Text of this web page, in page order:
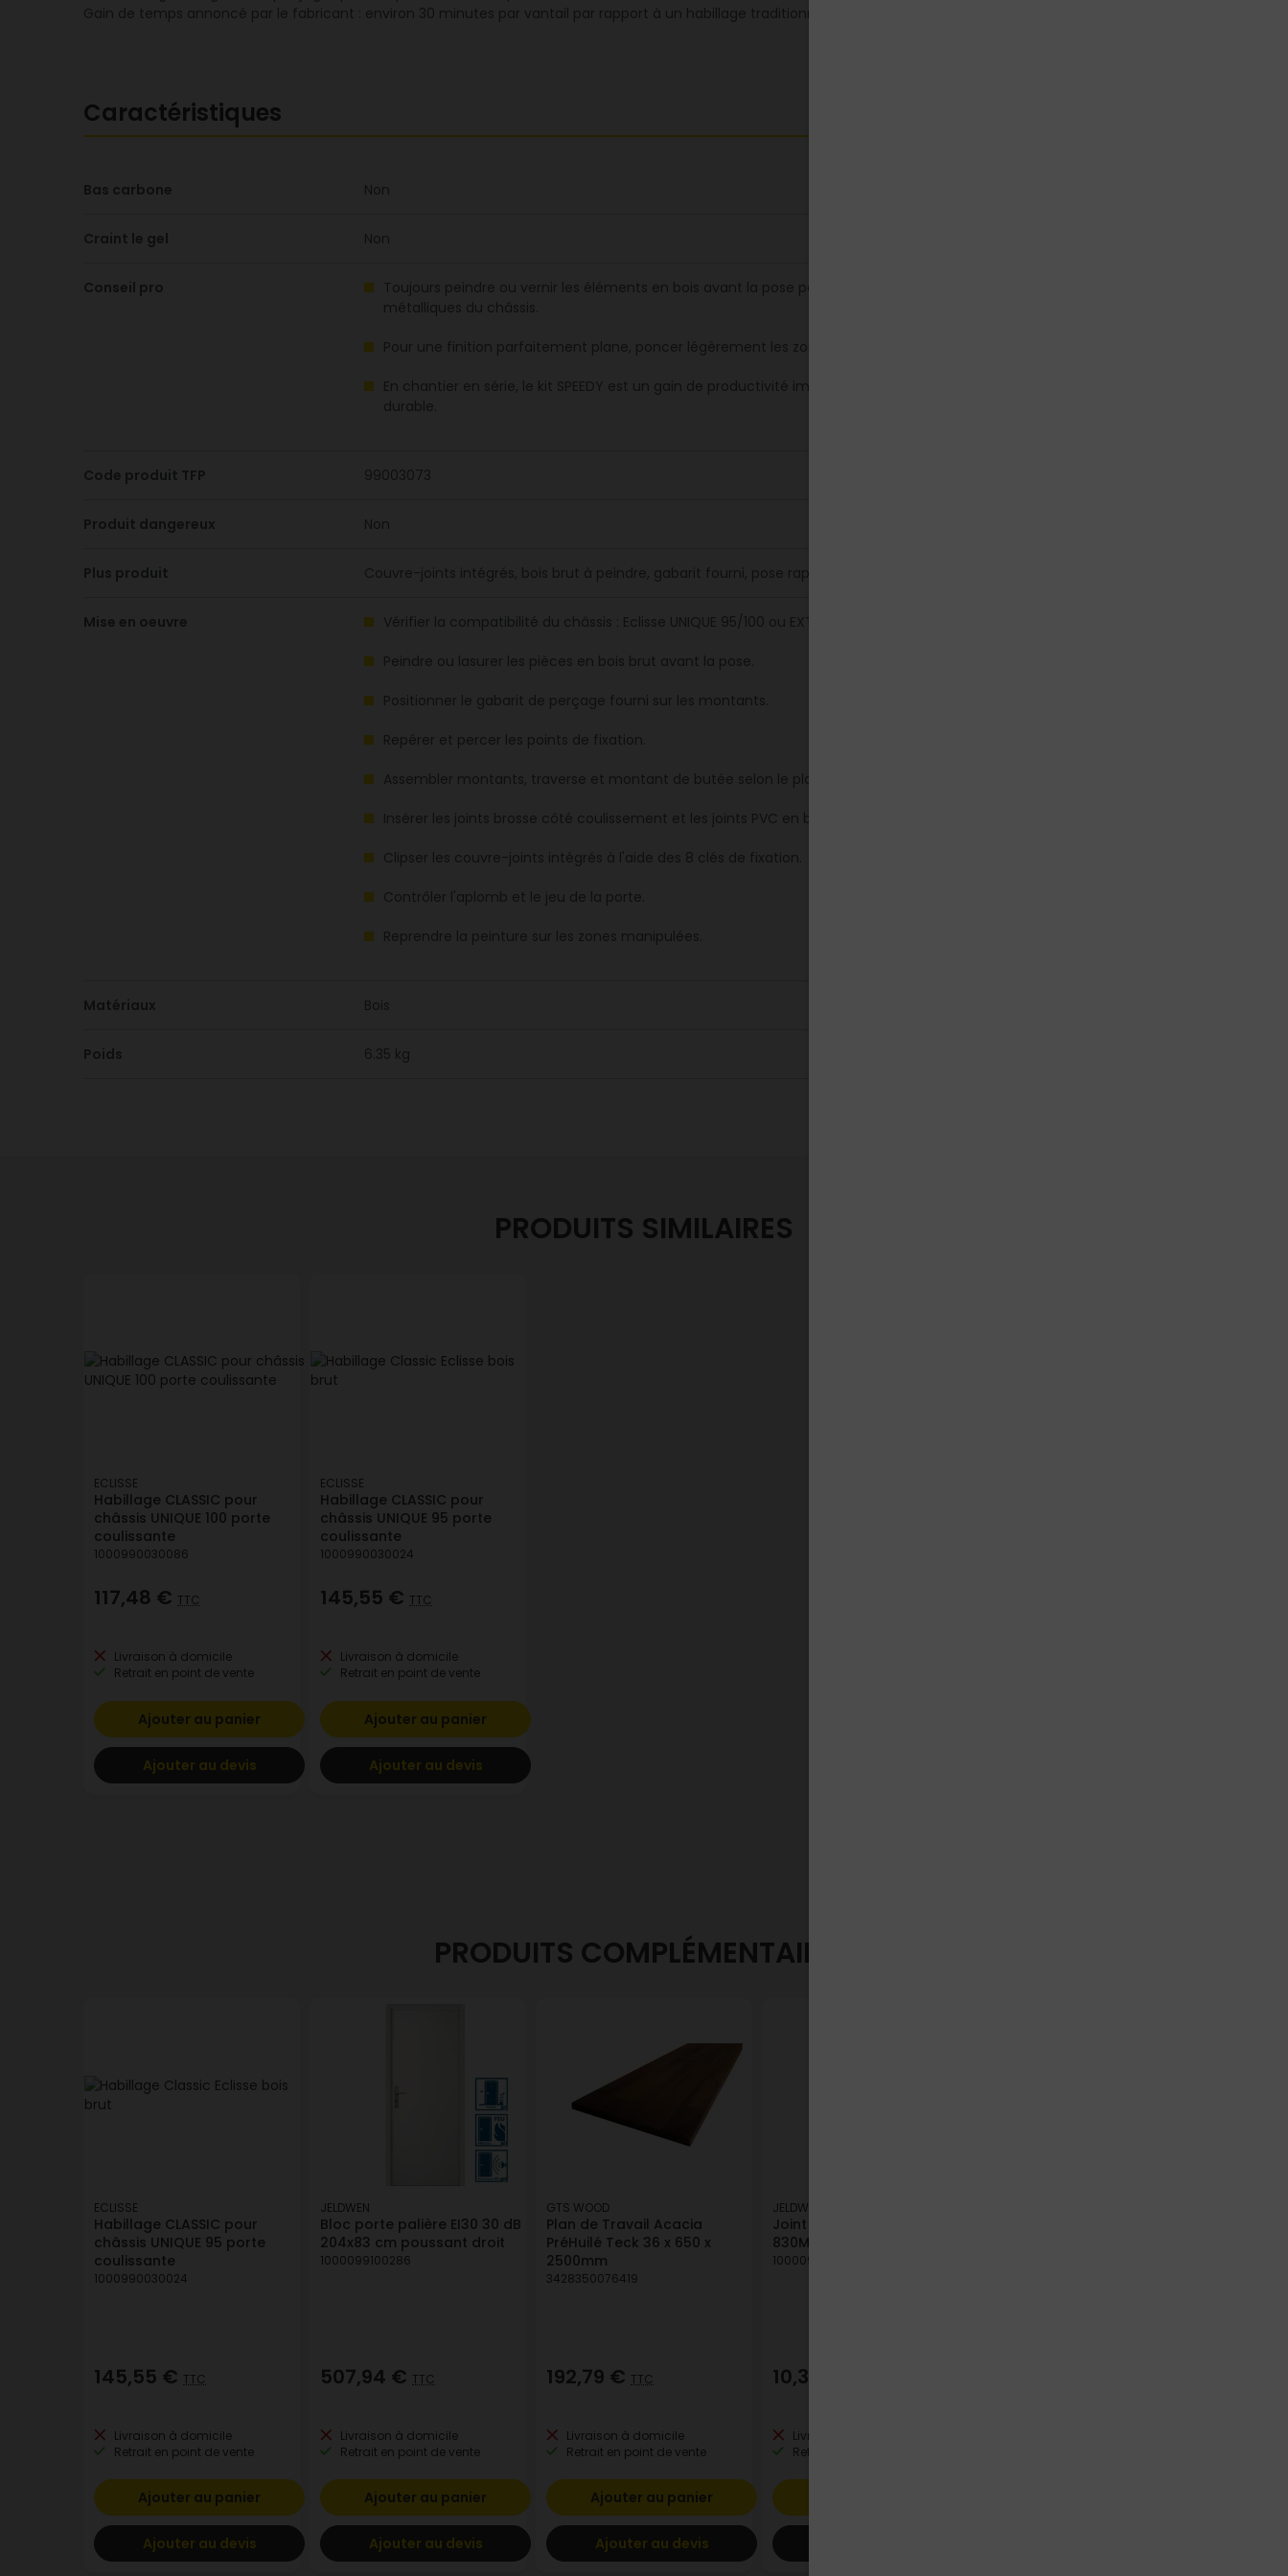
Gain de temps annoncé par le fabricant : environ 30 minutes par vantail par rapport à un habillage traditionnel.
Caractéristiques
Bas carbone Non
Craint le gel Non
Conseil pro
Toujours peindre ou vernir les éléments en bois avant la pose pour éviter les débordements ou taches sur les éléments
métalliques du châssis.
Pour une finition parfaitement plane, poncer légèrement les zones d’assemblage et respecter le sens du fil du bois.
En chantier en série, le kit SPEEDY est un gain de productivité important tout en assurant un rendu esthétique propre et
durable.
Code produit TFP 99003073
Produit dangereux Non
Plus produit Couvre-joints intégrés, bois brut à peindre, gabarit fourni, pose rapide.
Mise en oeuvre Vérifier la compatibilité du châssis : Eclisse UNIQUE 95/100 ou EXTENSION 95/100.
Peindre ou lasurer les pièces en bois brut avant la pose.
Positionner le gabarit de perçage fourni sur les montants.
Repérer et percer les points de fixation.
Assembler montants, traverse et montant de butée selon le plan.
Insérer les joints brosse côté coulissement et les joints PVC en butée.
Clipser les couvre-joints intégrés à l'aide des 8 clés de fixation.
Contrôler l'aplomb et le jeu de la porte.
Reprendre la peinture sur les zones manipulées.
Matériaux Bois
Poids 6.35 kg
PRODUITS SIMILAIRES
ECLISSE
Habillage CLASSIC pour
châssis UNIQUE 100 porte
coulissante
1000990030086
117,48 € TTC
Livraison à domicile
Retrait en point de vente
Ajouter au panier
Ajouter au devis
ECLISSE
Habillage CLASSIC pour
châssis UNIQUE 95 porte
coulissante
1000990030024
145,55 € TTC
Livraison à domicile
Retrait en point de vente
Ajouter au panier
Ajouter au devis
PRODUITS COMPLÉMENTAIRES
ECLISSE
Habillage CLASSIC pour
châssis UNIQUE 95 porte
coulissante
1000990030024
145,55 € TTC
Livraison à domicile
Retrait en point de vente
Ajouter au panier
Ajouter au devis
JELDWEN
Bloc porte palière EI30 30 dB
204x83 cm poussant droit
1000099100286
507,94 € TTC
Livraison à domicile
Retrait en point de vente
Ajouter au panier
Ajouter au devis
GTS WOOD
Plan de Travail Acacia
PréHuilé Teck 36 x 650 x
2500mm
3428350076419
192,79 € TTC
Livraison à domicile
Retrait en point de vente
Ajouter au panier
Ajouter au devis
JELDWEN
Joint balai bas de porte -
830MM
1000099100408
10,30 €
Livraison à domicile
Retrait en point de vente